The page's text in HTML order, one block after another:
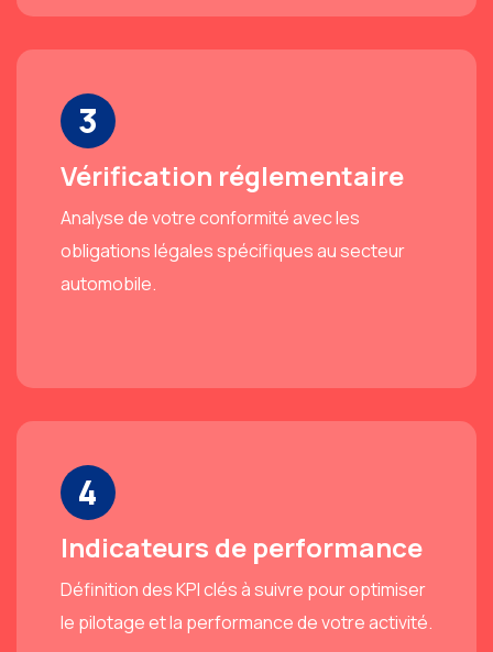
3
Vérification réglementaire
Analyse de votre conformité avec les
obligations légales spécifiques au secteur
automobile.
4
Indicateurs de performance
Définition des KPI clés à suivre pour optimiser
le pilotage et la performance de votre activité.